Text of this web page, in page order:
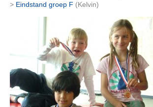
> Eindstand groep F (Kelvin)